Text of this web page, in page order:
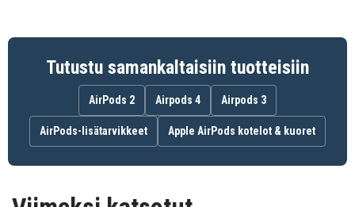
tunnetta korvassa
Käytännöllinen säilytyslaatikko ja
puhdistusvälineet sisältyvät hintaan
Tuotenro EDA008677101A
Tutustu samankaltaisiin tuotteisiin
AirPods 2 Airpods 4 Airpods 3
AirPods-lisätarvikkeet Apple AirPods kotelot & kuoret